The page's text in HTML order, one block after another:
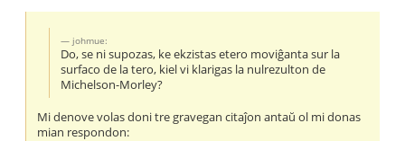
johmue:
Do, se ni supozas, ke ekzistas etero moviĝanta sur la
surfaco de la tero, kiel vi klarigas la nulrezulton de
Michelson-Morley?
Mi denove volas doni tre gravegan citaĵon antaŭ ol mi donas
mian respondon: